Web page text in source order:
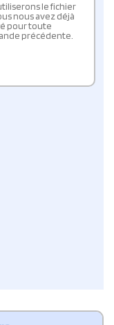
le fichier
nous avez déjà
pour toute
précédente.